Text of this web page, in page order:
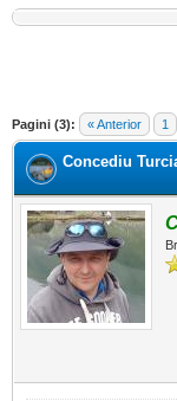
Pagini (3): « Anterior 1
Concediu